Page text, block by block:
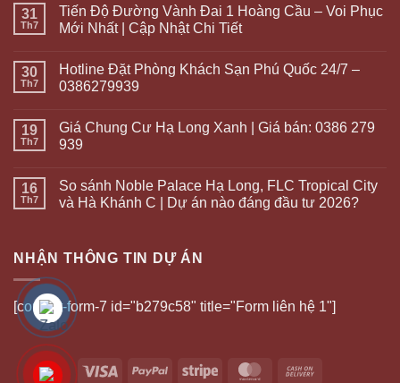
31
Th7
Tiến Độ Đường Vành Đai 1 Hoàng Cầu – Voi Phục
Mới Nhất | Cập Nhật Chi Tiết
30
Th7
Hotline Đặt Phòng Khách Sạn Phú Quốc 24/7 –
0386279939
19
Th7
Giá Chung Cư Hạ Long Xanh | Giá bán: 0386 279
939
16
Th7
So sánh Noble Palace Hạ Long, FLC Tropical City
và Hà Khánh C | Dự án nào đáng đầu tư 2026?
NHẬN THÔNG TIN DỰ ÁN
[contact-form-7 id="b279c58" title="Form liên hệ 1"]